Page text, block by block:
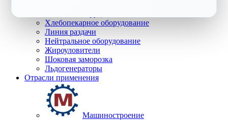
Хлебопекарное оборудование
Линия раздачи
Нейтральное оборудование
Жироуловители
Шоковая заморозка
Льдогенераторы
Отрасли применения
Машиностроение